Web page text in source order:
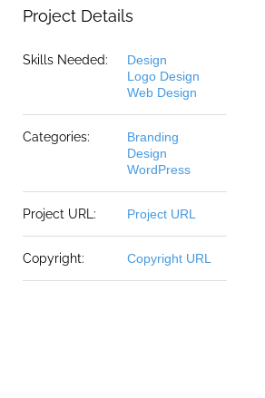
Project Details
Skills Needed:
Design
Logo Design
Web Design
Categories:
Branding
Design
WordPress
Project URL: Project URL
Copyright: Copyright URL